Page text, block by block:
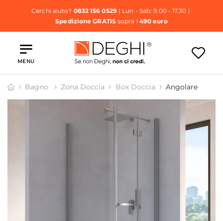
Cerchi aiuto? 0832 156 0529| Lun - Sab: 9.00 - 17.30 |
Spedizione GRATISsopra i 490 euro
MENU
Bagno Zona Doccia Box Doccia Angolare